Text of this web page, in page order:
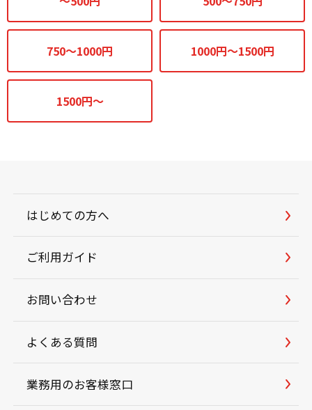
750～1000円 1000円～1500円
1500円～
はじめての方へ
ご利用ガイド
お問い合わせ
よくある質問
業務用のお客様窓口